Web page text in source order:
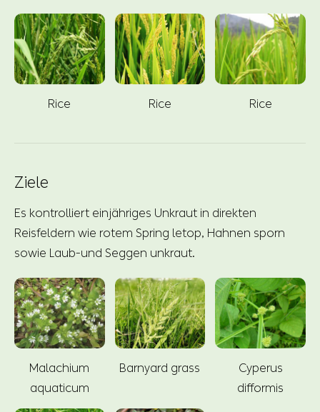
Rice Rice Rice
Ziele
Es kontrolliert einjähriges Unkraut in direkten
Reisfeldern wie rotem Spring letop, Hahnen sporn
sowie Laub-und Seggen unkraut.
Malachium
aquaticum
Barnyard grass
Cyperus
difformis